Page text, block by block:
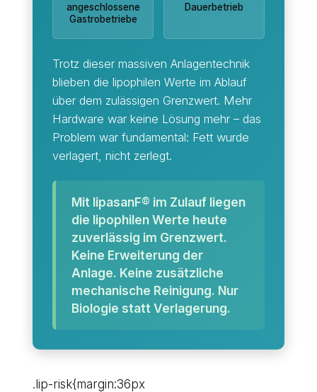
angeschlossene
Gastrobetriebe
Dauerbetrieb
Trotz dieser massiven Anlagentechnik
blieben die lipophilen Werte im Ablauf
über dem zulässigen Grenzwert. Mehr
Hardware war keine Lösung mehr – das
Problem war fundamental: Fett wurde
verlagert, nicht zerlegt.
Mit lipasanF® im Zulauf liegen
die lipophilen Werte heute
zuverlässig im Grenzwert.
Keine Erweiterung der
Anlage. Keine zusätzliche
mechanische Reinigung. Nur
Biologie statt Verlagerung.
.lip-risk{margin:36px